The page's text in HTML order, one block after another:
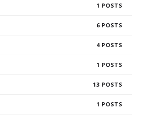
1
6
4
1
13
1